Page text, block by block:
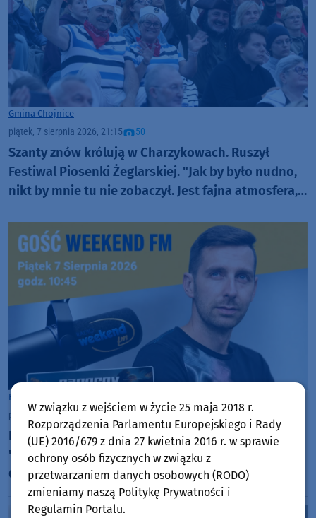
Gmina Chojnice
piątek, 7 sierpnia 2026, 21:15 50
Szanty znów królują w Charzykowach. Ruszył
Festiwal Piosenki Żeglarskiej. "Jak by było nudno,
nikt by mnie tu nie zobaczył. Jest fajna atmosfera,
Rozmowy w Weekend FM
piątek, 7 sierpnia 2026, 15:09
DJ Casprov świętuje 20-lecie kariery. Nowy singiel
"Feel the Sunshine" powstał... na plaży w
Człuchowie (ROZMOWA, TELEDYSK)
W związku z wejściem w życie 25 maja 2018 r.
Rozporządzenia Parlamentu Europejskiego i Rady
(UE) 2016/679 z dnia 27 kwietnia 2016 r. w sprawie
ochrony osób fizycznych w związku z
przetwarzaniem danych osobowych (RODO)
zmieniamy naszą Politykę Prywatności i
Regulamin Portalu.